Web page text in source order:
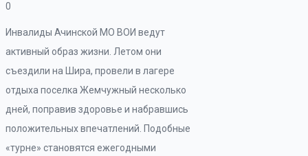
0
Инвалиды Ачинской МО ВОИ ведут
активный образ жизни. Летом они
съездили на Шира, провели в лагере
отдыха поселка Жемчужный несколько
дней, поправив здоровье и набравшись
положительных впечатлений. Подобные
«турне» становятся ежегодными